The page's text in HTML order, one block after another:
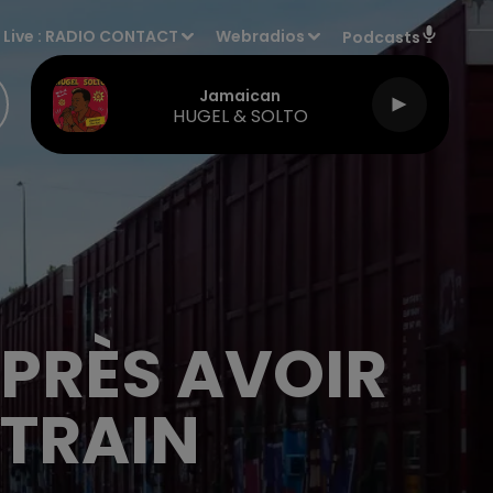
Live : RADIO CONTACT Webradios Podcasts
Jamaican
HUGEL & SOLTO
AVOIR